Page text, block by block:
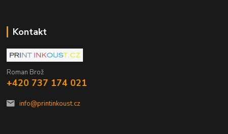
Kontakt
Roman Brož
+420 737 174 021
info@printinkoust.cz